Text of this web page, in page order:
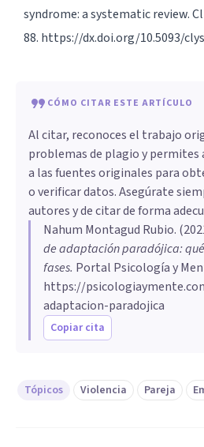
syndrome: a systematic review.
88. https://dx.doi.org/10.5093/
CÓMO CITAR ESTE ARTÍCULO
Al citar, reconoces el trabajo
problemas de plagio y permites
a las fuentes originales para
o verificar datos. Asegúrate
autores y de citar de forma
Nahum Montagud Rubio. (
de adaptación paradójica:
fases. Portal Psicología y
https://
adaptacion-paradojica
Copiar cita
Tópicos Violencia Pareja